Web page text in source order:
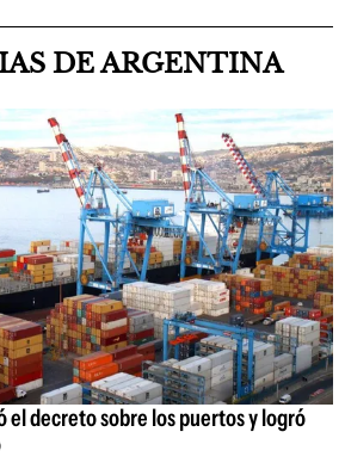
DE ARGENTINA
el decreto sobre los puertos y logró